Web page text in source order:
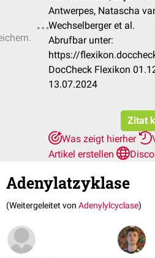
Antwerpes, Natascha
Wechselberger et al.
Abrufbar unter:
https://
DocCheck Flexikon
13.07.2024
Zitat
Was zeigt hierher
Artikel erstellen
Adenylatzyklase
(Weitergeleitet von Adenylylcyclase)